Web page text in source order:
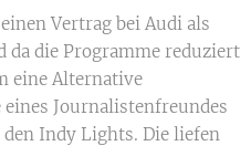
Vertrag bei Audi als
da die Programme reduziert
eine Alternative
Journalistenfreundes
Indy Lights. Die liefen